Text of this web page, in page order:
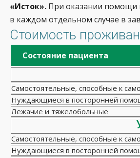
«Исток». При оказании помощи
в каждом отдельном случае в
Стоимость
Состояние пациента
Самостоятельные, способные к
Нуждающиеся в посторонней
Лежачие и тяжелобольные
Самостоятельные, способные к
Нуждающиеся в посторонней